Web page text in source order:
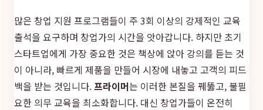
많은 창업 지원 프로그램들이 주 3회 이상의 강제적인 교육
출석을 요구하며 창업가의 시간을 앗아갑니다. 하지만 초기
스타트업에게 가장 중요한 것은 책상에 앉아 강의를 듣는 것
이 아니라, 빠르게 제품을 만들어 시장에 내놓고 고객의 피드
백을 받는 것입니다.프라이머는 이러한 본질을 꿰뚫고, 불필
요한 의무 교육을 최소화합니다. 대신 창업가들이 온전히